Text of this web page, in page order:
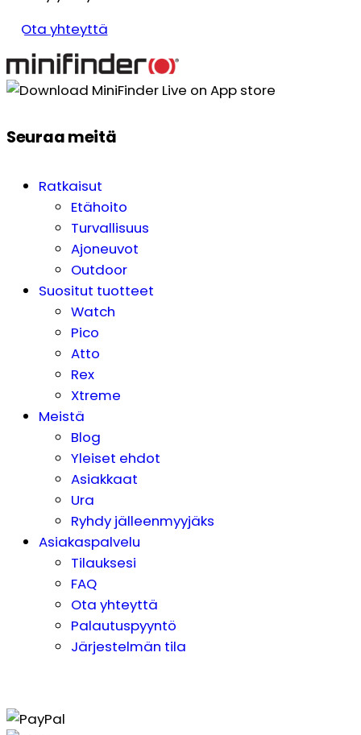
Ota yhteyttä
Seuraa meitä
Ratkaisut
Etähoito
Turvallisuus
Ajoneuvot
Outdoor
Suositut tuotteet
Watch
Pico
Atto
Rex
Xtreme
Meistä
Blog
Yleiset ehdot
Asiakkaat
Ura
Ryhdy jälleenmyyjäks
Asiakaspalvelu
Tilauksesi
FAQ
Ota yhteyttä
Palautuspyyntö
Järjestelmän tila